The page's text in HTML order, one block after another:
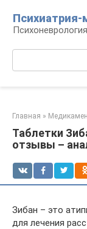
контенту
Психиатрия-
Главная »
Таблетки
отзывы –
Зибан – это
для лечения